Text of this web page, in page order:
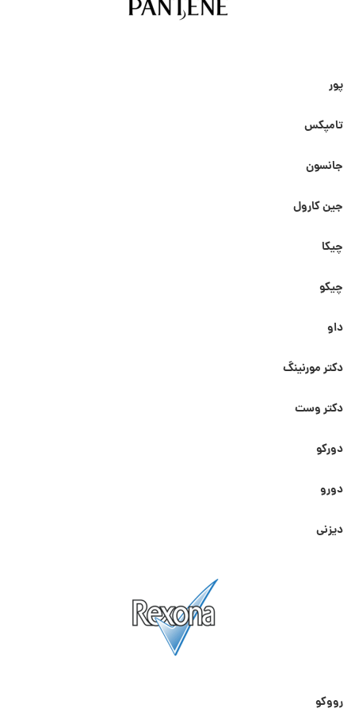
پور
تامپکس
جانسون
جین کارول
چیکا
چیکو
داو
دکتر مورنینگ
دکتر وست
دورکو
دورو
دیزنی
رووکو